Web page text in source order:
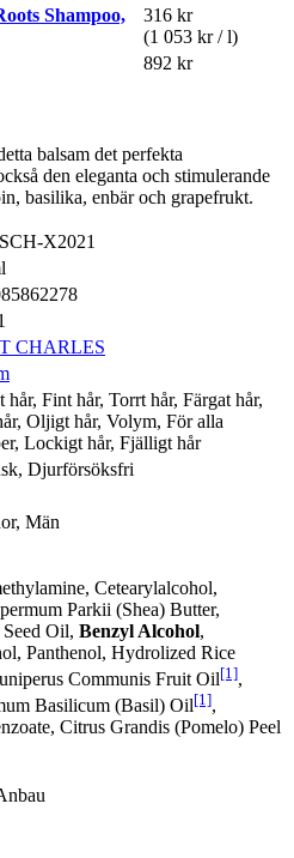
Shampoo,
316 kr
(1 053 kr / l)
892 kr
balsam det perfekta
den eleganta och stimulerande
basilika, enbär och grapefrukt.
X2021
CHARLES
hår, Fint hår, Torrt hår, Färgat hår,
Oljigt hår, Volym, För alla
Lockigt hår, Fjälligt hår
Djurförsöksfri
Män
Cetearylalcohol,
Parkii (Shea) Butter,
Oil, Benzyl Alcohol,
Panthenol, Hydrolized Rice
Communis Fruit Oil[1],
Basilicum (Basil) Oil[1],
Citrus Grandis (Pomelo) Peel